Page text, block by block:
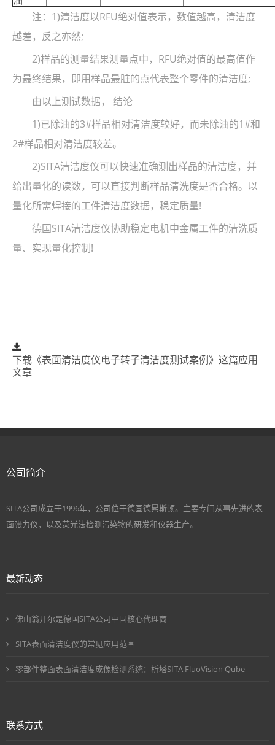
注：1)清洁度以RFU绝对值表示，数值越高，清洁度
越差，反之亦然;
2)样品的测量结果测量点中，RFU绝对值的最高值作
为最终结果，即用样品最脏的点代表整个零件的清洁度;
由以上测试数据， 结论
1)已除油的3#样品相对清洁度较好，而未除油的1#和
2#样品相对清洁度较差。
2)SITA清洁度仪可以快速准确测出样品的清洁度，并
给出量化的读数，可以直接判断样品清洗度是否合格。以
量化所需焊接的工件清洁度数据，稳定质量!
德国SITA清洁度仪协助稳定电机中金属工件的清洗质
量、实现量化控制!
下载《表面清洁度仪电子转子清洁度测试案例》这篇应用
文章
公司简介
SITA公司成立于1996年，公司位于德国德累斯顿。主要专门从事先进的表
面张力仪，以及荧光法检测污染物的研发和仪器生产。
最新动态
佛山翁开尔是德国SITA公司中国核心代理商
SITA表面清洁度仪的常见应用范围
零部件整面表面清洁度成像检测系统：析塔SITA FluoVision Qube
联系方式